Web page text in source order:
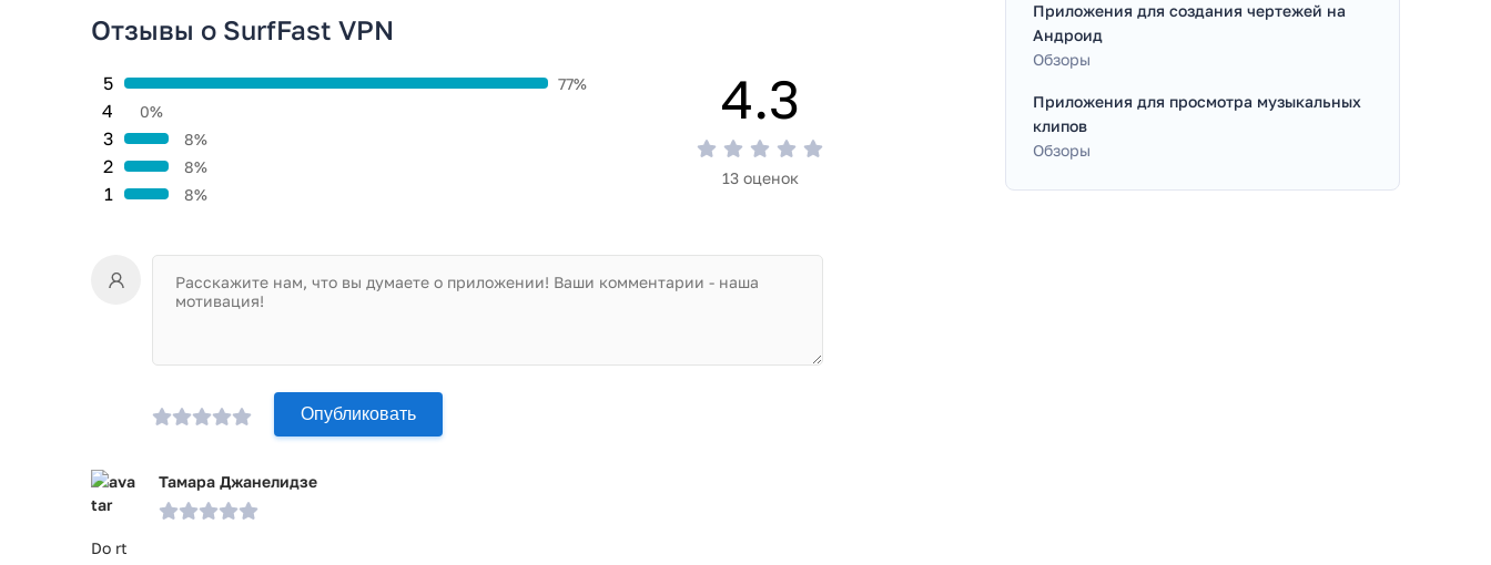
Отзывы о SurfFast VPN
1 8%
2 8%
3 8%
4 0%
5 77% 4.3
13 оценок
Опубликовать
Тамара Джанелидзе
Do rt
Приложения для создания чертежей на
Андроид
Обзоры
Приложения для просмотра музыкальных
клипов
Обзоры